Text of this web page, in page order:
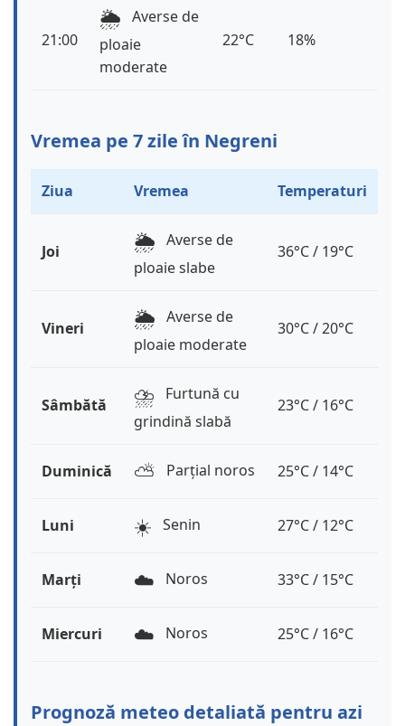
21:00
🌦️ Averse de
ploaie
moderate
22°C 18%
Vremea pe 7 zile în Negreni
Ziua Vremea Temperaturi
Joi 🌦️ Averse de
ploaie slabe
36°C / 19°C
Vineri 🌦️ Averse de
ploaie moderate
30°C / 20°C
Sâmbătă ⛈️
Furtună cu
grindină slabă
23°C / 16°C
Duminică ⛅️ Parțial noros 25°C / 14°C
Luni ☀️ Senin 27°C / 12°C
Marți ☁️ Noros 33°C / 15°C
Miercuri ☁️ Noros 25°C / 16°C
Prognoză meteo detaliată pentru azi